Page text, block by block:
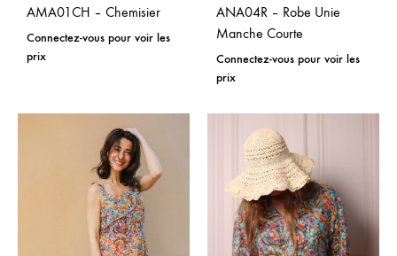
AMA01CH – Chemisier
Connectez-vous pour voir les
prix
ANA04R – Robe Unie
Manche Courte
Connectez-vous pour voir les
prix